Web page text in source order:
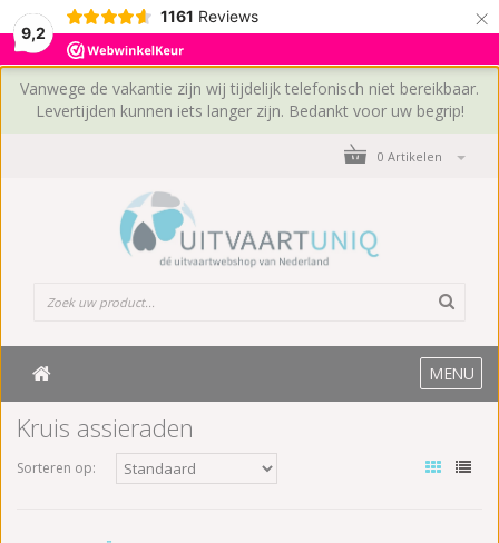
9,2
1161 Reviews ×
Vanwege de vakantie zijn wij tijdelijk telefonisch niet bereikbaar.
Levertijden kunnen iets langer zijn. Bedankt voor uw begrip!
0 Artikelen
MENU
Kruis assieraden
Sorteren op: